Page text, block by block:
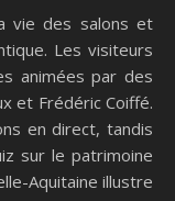
vie des salons et
Les visiteurs
animées par des
et Frédéric Coiffé.
en direct, tandis
sur le patrimoine
Aquitaine illustre